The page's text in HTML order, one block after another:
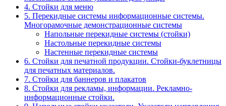
4. Стойки для меню
5. Перекидные системы информационные системы.
Многорамочные демонстрационные системы
Напольные перекидные системы (стойки)
Настольные перекидные системы
Настенные перекидные системы
6. Стойки для печатной продукции. Стойки-буклетницы
для печатных материалов.
7. Стойки для баннеров и плакатов
8. Стойки для рекламы, информации. Рекламно-
информационные стойки.